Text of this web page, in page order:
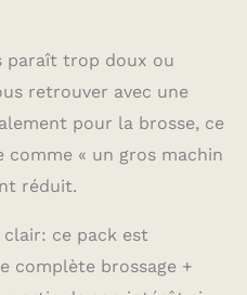
paraît trop doux ou
retrouver avec une
pour la brosse, ce
comme « un gros machin
réduit.
ce pack est
complète brossage +